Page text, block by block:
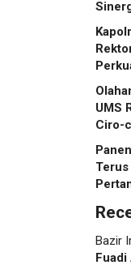
UMS
Ciro-
Bazir